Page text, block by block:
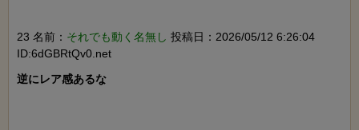
23 名前： それでも動く名無し 投稿日：2026/05/12 6:26:04
ID:6dGBRtQv0.net
逆にレア感あるな